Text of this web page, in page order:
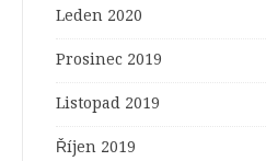
Leden 2020
Prosinec 2019
Listopad 2019
Říjen 2019